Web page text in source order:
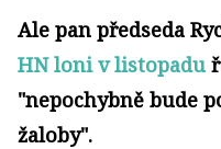
Ale pan předseda
HN loni v listopadu
"nepochybně bude
žaloby".